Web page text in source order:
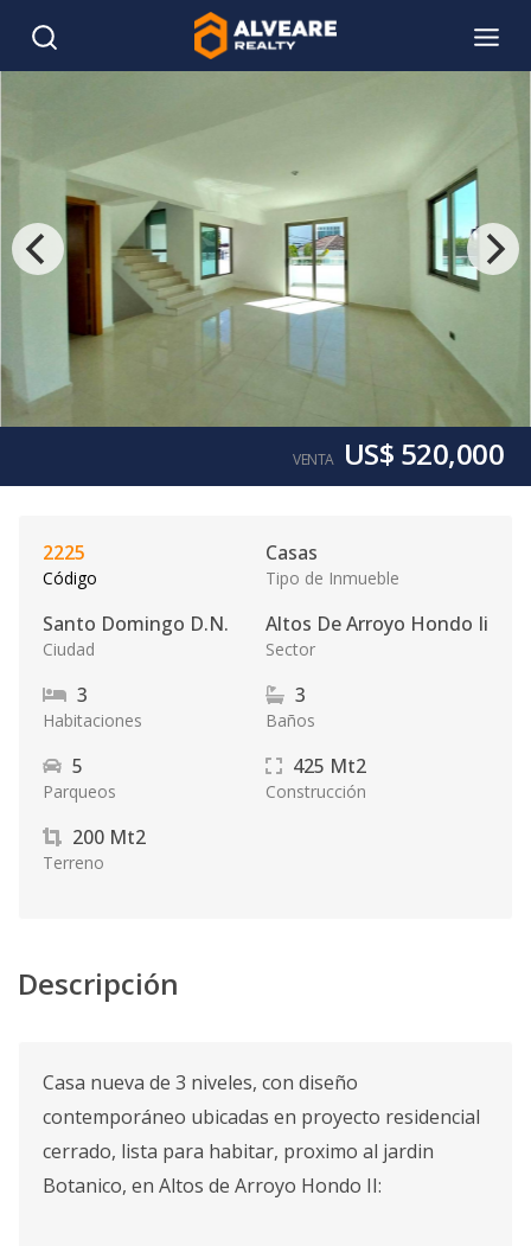
VENTA US$ 520,000
2225
Código
Casas
Tipo de Inmueble
Santo Domingo D.N.
Ciudad
Altos De Arroyo Hondo Ii
Sector
3
Habitaciones
3
Baños
5
Parqueos
425 Mt2
Construcción
200 Mt2
Terreno
Descripción
Casa nueva de 3 niveles, con diseño
contemporáneo ubicadas en proyecto residencial
cerrado, lista para habitar, proximo al jardin
Botanico, en Altos de Arroyo Hondo II: